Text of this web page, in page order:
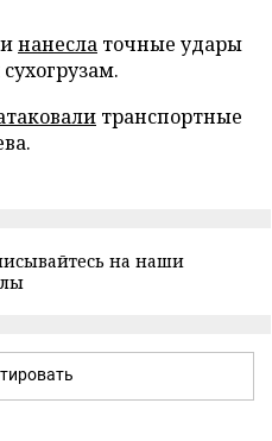
нанесла точные удары
транспортные
на наши